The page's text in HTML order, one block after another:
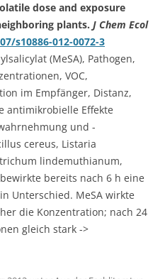
dose and exposure
plants. J Chem Ecol
s10886-012-0072-3
(MeSA), Pathogen,
VOC,
im Empfänger, Distanz,
antimikrobielle Effekte
und -
cereus, Listaria
lindemuthianum,
bereits nach 6 h eine
Unterschied. MeSA wirkte
die Konzentration; nach 24
gleich stark ->